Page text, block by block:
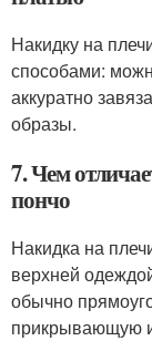
Накидку на
способами:
аккуратно
образы.
7. Чем
пончо
Накидка на
верхней
обычно
прикрывающую